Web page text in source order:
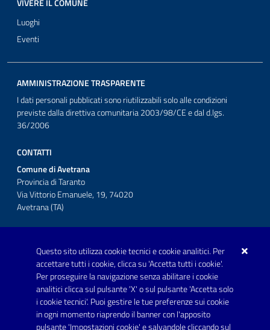
Questo sito utilizza cookie tecnici e cookie analitici. Per
accettare tutti i cookie, clicca su 'Accetta tutti i cookie'.
Per proseguire la navigazione senza abilitare i cookie
analitici clicca sul pulsante 'X' o sul pulsante 'Accetta solo
i cookie tecnici'. Puoi gestire le tue preferenze sui cookie
in ogni momento riaprendo il banner con l'apposito
pulsante 'Impostazioni cookie' e salvandole cliccando sul
VIVERE IL COMUNE
Luoghi
Eventi
AMMINISTRAZIONE TRASPARENTE
I dati personali pubblicati sono riutilizzabili solo alle condizioni
previste dalla direttiva comunitaria 2003/98/CE e dal d.lgs.
36/2006
CONTATTI
Comune di Avetrana
Provincia di Taranto
Via Vittorio Emanuele, 19, 74020
Avetrana (TA)
Telefono: 0999707766
Fax: 0999704336
Posta Elettronica Certificata:
prot.comune.avetrana@pec.rupar.puglia.it